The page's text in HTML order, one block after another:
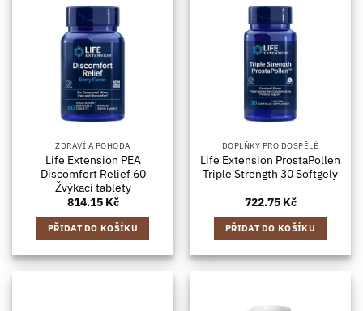
ZDRAVÍ A POHODA
Life Extension PEA
Discomfort Relief 60
Žvýkací tablety
814.15 Kč
PŘIDAT DO KOŠÍKU
DOPLŇKY PRO DOSPĚLÉ
Life Extension ProstaPollen
Triple Strength 30 Softgely
722.75 Kč
PŘIDAT DO KOŠÍKU